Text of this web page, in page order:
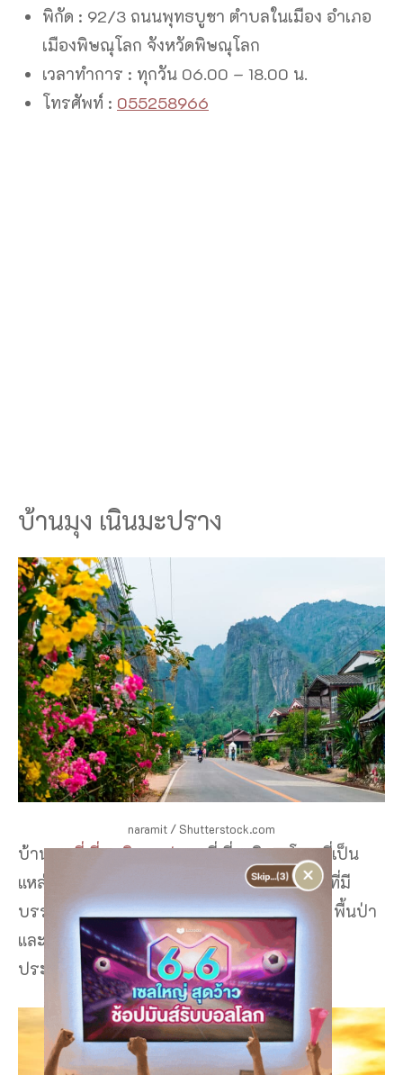
พิกัด : 92/3 ถนนพุทธบูชา ตำบลในเมือง อำเภอ
เมืองพิษณุโลก จังหวัดพิษณุโลก
เวลาทำการ : ทุกวัน 06.00 – 18.00 น.
โทรศัพท์ : 055258966
บ้านมุง เนินมะปราง
naramit / Shutterstock.com
บ้านมุงที่เที่ยวเนินมะปรางที่เที่ยวพิษณุโลก ที่เป็น
แหล่งท่องเที่ยวแนวชุมชน ซึ่งเป็นหมู่บ้านเล็กๆ ที่มี
บรรยากาศดีมากๆ อุดมสมบูรณ์ไปด้วย ทุ่งนา พื้นป่า
และภูเขา ซึ่งถือได้ว่าเป็น สถานที่ท่องเที่ยวใน
ประเทศไทย